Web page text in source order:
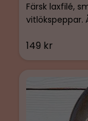
149 kr
Färsk laxfilé,
vitlökspeppar.
sötpotatis
svartpeppar &